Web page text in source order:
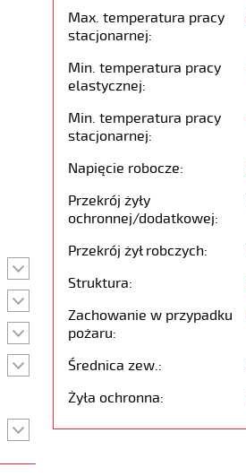
Max. temperatura pracy
stacjonarnej:
Min. temperatura pracy
elastycznej:
Min. temperatura pracy
stacjonarnej:
Napięcie robocze:
Przekrój żyły
ochronnej/dodatkowej:
Przekrój żył robczych:
Struktura:
Zachowanie w przypadku
pożaru:
Średnica zew.:
Żyła ochronna: